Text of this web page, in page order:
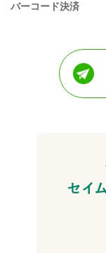
バーコード決済